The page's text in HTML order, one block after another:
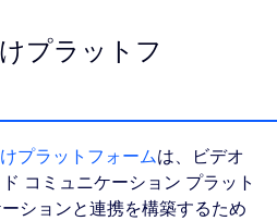
プラットフ
プラットフォームは、ビデオ
コミュニケーション プラット
ションと連携を構築するため